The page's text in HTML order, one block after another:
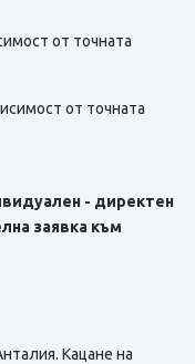
от точната
от точната
- директен
заявка към
Кацане на